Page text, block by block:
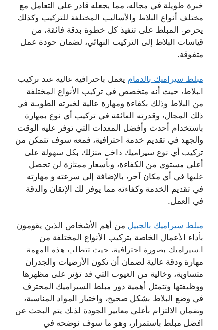
خبرة طويلة في مجاله، مما يجعله قادر على التعامل مع
مختلف أنواع البلاط والأساليب المختلفة للتركيب وكذلك
يحرص المبلط على تنفيذ كل خطوة بدقة فائقة، من
قياسات البلاط إلى التركيب النهائي، لضمان جودة عمل
متفوقة.
مبلط سيراميك بالدمام يعمل باحترافية عالية عند تركيب
البلاط، حيث أنه متخصص في تركيب الأنواع المختلفة
من البلاط وذلك بكفاءة ومهارة عالية لخبرته الطويلة في
ذلك المجال، وقدرته الفائقة في تركيب أي نوع بمهارة
باستخدام أحدث وأفضل المعدات التي توفر عليه الوقت
والجهد في تقديم خدمة احترافية، فمعه سوف تتمكن من
تركيب أي نوع سيراميك داخل منزلك بكل سهولة على
أعلى مستوى من الكفاءة، وبأسعار ممتازة لن تحصل
عليها في أي مكان آخر، بالإضافة إلى سرعته و مهارته
في تقديم الخدمة وكفاءته مما يوفر لك الإتقان والدقة
في العمل.
مبلط سيراميك بالجبيل من أهم الأشخاص الذين يقومون
بأداء الأعمال الخاصة بتركيب الأنواع المختلفة من
السيراميك بصورة احترافية، حيث تتطلب هذه المهمة
مهارة ودقة عالية لضمان أن تكون الأرضيات والجدران
متساوية، وخالية من العيوب التي قد تؤثر على مظهرها
ووظيفتها وتتمثل أهمية دور مبلط السيراميك المحترف
في وضع البلاط بشكل صحيح، واختيار المواد المناسبة،
وضمان الالتزام بأعلى معايير الجودة لذلك يتم البحث عن
افضل مبلط باستمرار، وهو ما سوف نوضحه في